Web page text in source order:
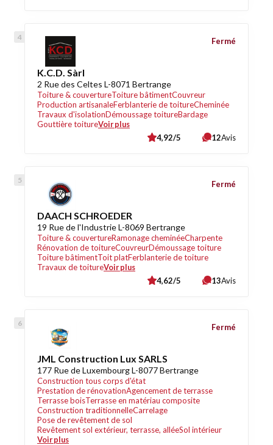
K.C.D. Sàrl
2 Rue des Celtes L-8071 Bertrange
Toiture & couvertureToiture bâtimentCouvreur
Production artisanaleFerblanterie de toitureCheminée
Travaux d'isolationDémoussage toitureBardage
Gouttière toitureVoir plus
Fermé
4,92/5 12Avis
DAACH SCHROEDER
19 Rue de l'Industrie L-8069 Bertrange
Toiture & couvertureRamonage cheminéeCharpente
Rénovation de toitureCouvreurDémoussage toiture
Toiture bâtimentToit platFerblanterie de toiture
Travaux de toitureVoir plus
Fermé
4,62/5 13Avis
JML Construction Lux SARLS
177 Rue de Luxembourg L-8077 Bertrange
Construction tous corps d'état
Prestation de rénovationAgencement de terrasse
Terrasse boisTerrasse en matériau composite
Construction traditionnelleCarrelage
Pose de revêtement de sol
Revêtement sol extérieur, terrasse, alléeSol intérieur
Voir plus
Fermé